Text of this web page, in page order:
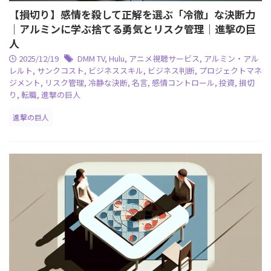
【損切り】感情を殺して正解を選ぶ「冷徹」な決断力
｜アルミンに学ぶ捨てる勇気とリスク管理｜進撃の巨
人
2025/12/19 DMM TV, Hulu, アニメ視聴サービス, アルミン・アル
レルト, サンクコスト, ビジネススキル, ビジネス判断, プロジェクトマネ
ジメント, リスク管理, 冷静な決断, 名言, 感情コントロール, 投資, 損切
り , 転職, 進撃の巨人
進撃の巨人